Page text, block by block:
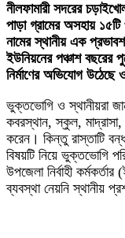
নীলফামারী সদরের
পাড়া গ্রামের অসহায়
নামের স্থানীয় এক
ইউনিয়নের পঞ্চাশ বছরের
নির্মাণের অভিযোগ
ভুক্তভোগি ও স্থানীয়রা
কবরস্থান, স্কুল,
করেন। কিন্তু রাস্তাটি
বিষয়টি নিয়ে ভুক্তভোগি
উপজেলা নির্বাহী
ব্যবস্থা নেয়নি স্থানীয়